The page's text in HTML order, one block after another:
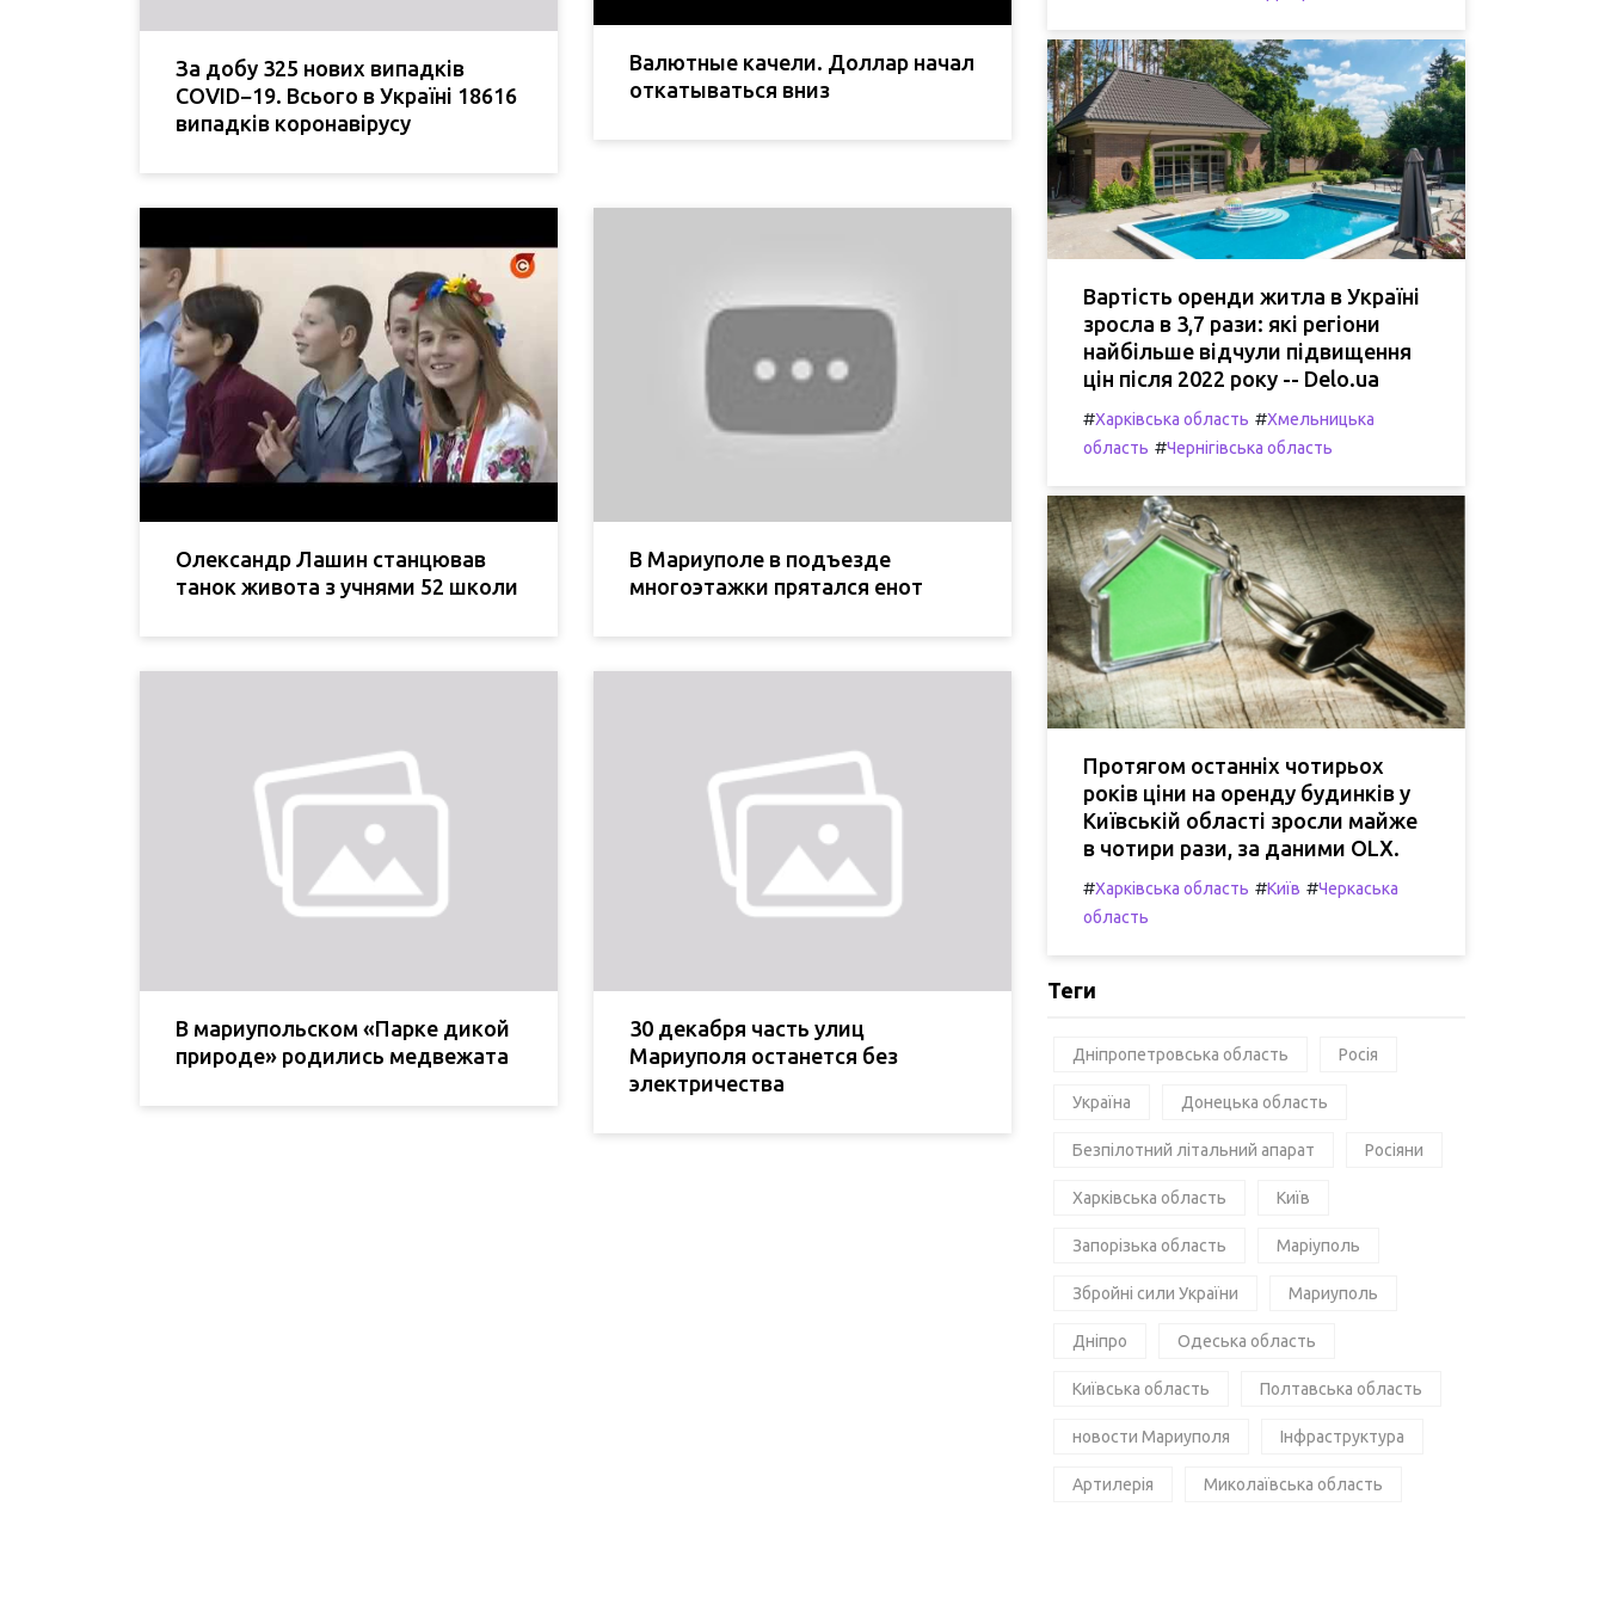
За добу 325 нових випадків
COVID−19. Всього в Україні 18616
випадків коронавірусу
Валютные качели. Доллар начал
откатываться вниз
Олександр Лашин станцював
танок живота з учнями 52 школи
В Мариуполе в подъезде
многоэтажки прятался енот
В мариупольском «Парке дикой
природе» родились медвежата
30 декабря часть улиц
Мариуполя останется без
электричества
Вартість оренди житла в Україні
зросла в 3,7 рази: які регіони
найбільше відчули підвищення
цін після 2022 року -- Delo.ua
#Харківська область #Хмельницька
область #Чернігівська область
Протягом останніх чотирьох
років ціни на оренду будинків у
Київській області зросли майже
в чотири рази, за даними OLX.
#Харківська область #Київ #Черкаська
область
Теги
Дніпропетровська область Росія
Україна Донецька область
Безпілотний літальний апарат Росіяни
Харківська область Київ
Запорізька область Маріуполь
Збройні сили України Мариуполь
Дніпро Одеська область
Київська область Полтавська область
новости Мариуполя Інфраструктура
Артилерія Миколаївська область